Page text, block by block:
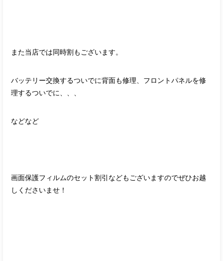
また当店では同時割もございます。
バッテリー交換するついでに背面も修理、フロントパネルを修
理するついでに、、、
などなど
画面保護フィルムのセット割引などもございますのでぜひお越
しくださいませ！